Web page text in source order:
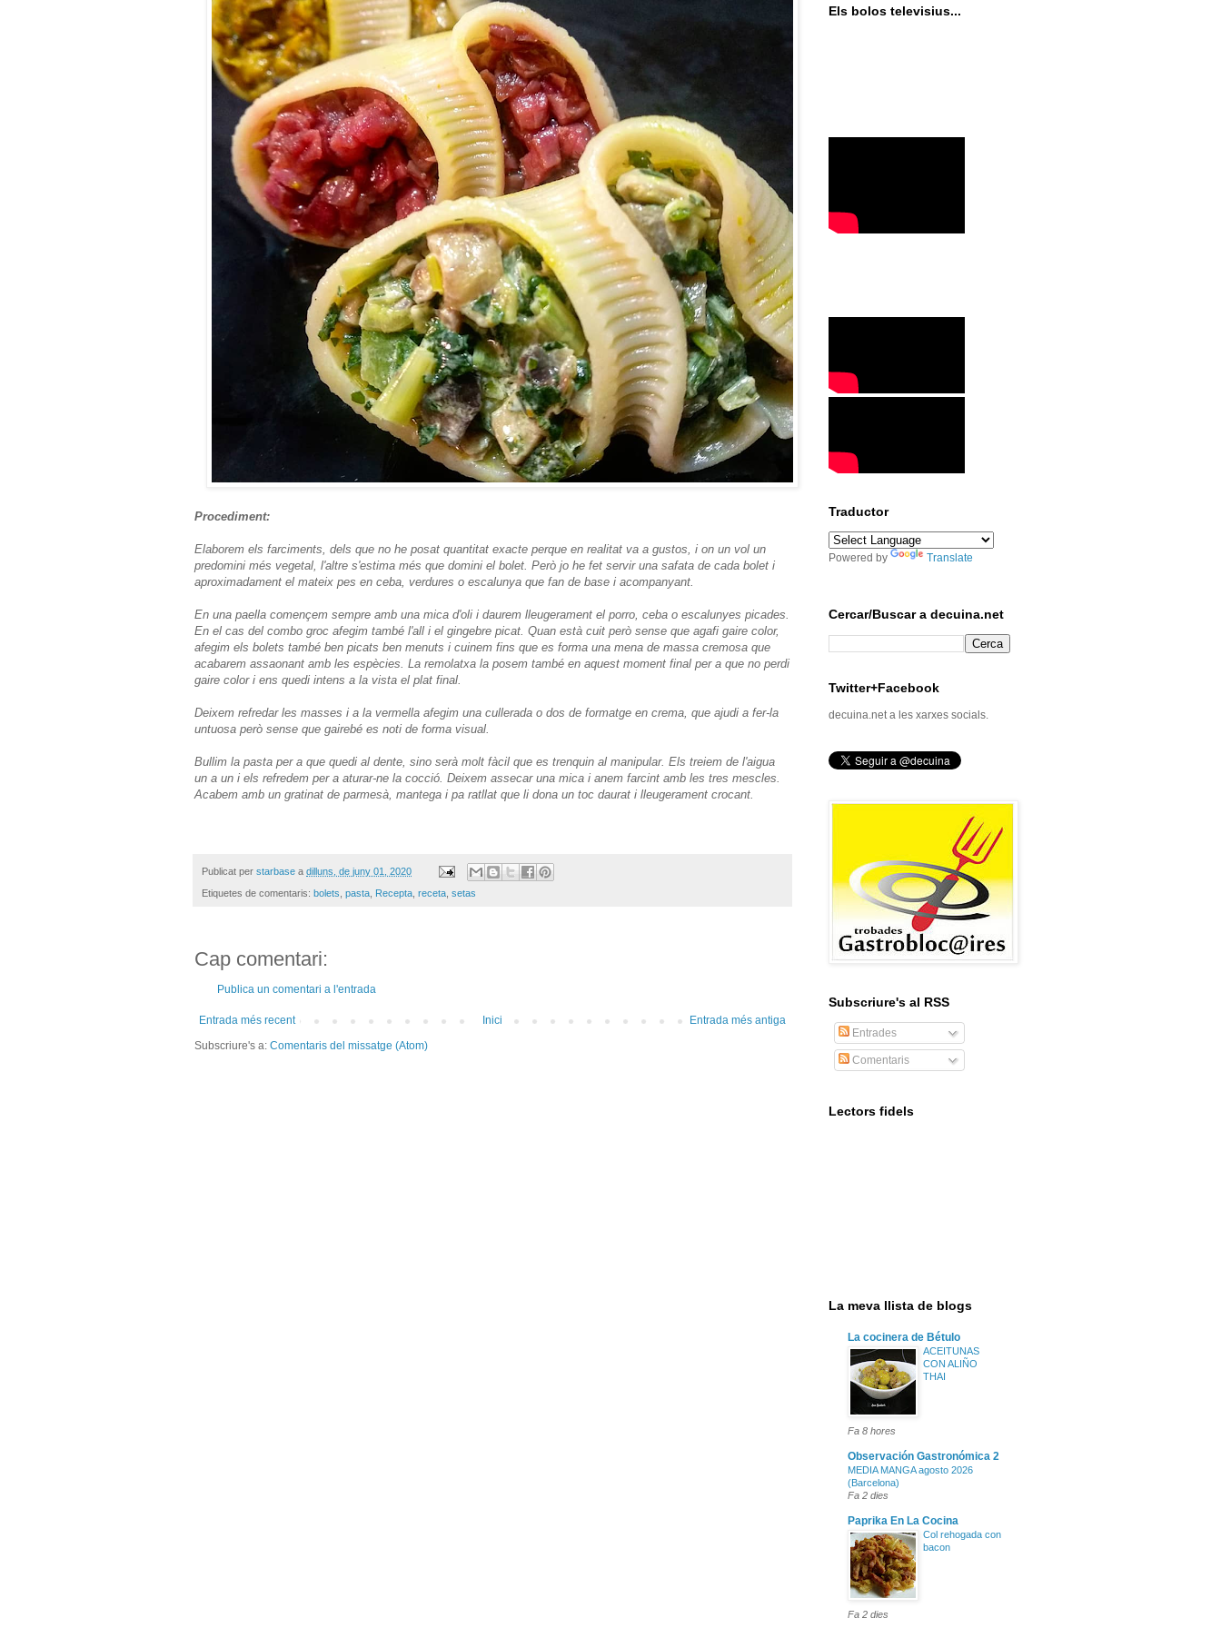
Procediment:
Elaborem els farciments, dels que no he posat quantitat exacte perque en realitat va a gustos, i on un vol un
predomini més vegetal, l'altre s'estima més que domini el bolet. Però jo he fet servir una safata de cada bolet i
aproximadament el mateix pes en ceba, verdures o escalunya que fan de base i acompanyant.
En una paella començem sempre amb una mica d'oli i daurem lleugerament el porro, ceba o escalunyes picades.
En el cas del combo groc afegim també l'all i el gingebre picat. Quan està cuit però sense que agafi gaire color,
afegim els bolets també ben picats ben menuts i cuinem fins que es forma una mena de massa cremosa que
acabarem assaonant amb les espècies. La remolatxa la posem també en aquest moment final per a que no perdi
gaire color i ens quedi intens a la vista el plat final.
Deixem refredar les masses i a la vermella afegim una cullerada o dos de formatge en crema, que ajudi a fer-la
untuosa però sense que gairebé es noti de forma visual.
Bullim la pasta per a que quedi al dente, sino serà molt fàcil que es trenquin al manipular. Els treiem de l'aigua
un a un i els refredem per a aturar-ne la cocció. Deixem assecar una mica i anem farcint amb les tres mescles.
Acabem amb un gratinat de parmesà, mantega i pa ratllat que li dona un toc daurat i lleugerament crocant.
Publicat per starbase a dilluns, de juny 01, 2020
Etiquetes de comentaris: bolets pasta Recepta receta setas
Cap comentari:
Publica un comentari a l'entrada
Entrada més recent Entrada més antiga
Inici
Subscriure's a: Comentaris del missatge (Atom)
Els bolos televisius...
Traductor
Powered by Translate
Cercar/Buscar a decuina.net
Twitter+Facebook
decuina.net a les xarxes socials.
Subscriure's al RSS
Entrades
Comentaris
Lectors fidels
La meva llista de blogs
La cocinera de Bétulo
ACEITUNAS
CON ALIÑO
THAI
Fa 8 hores
Observación Gastronómica 2
MEDIA MANGA agosto 2026
(Barcelona)
Fa 2 dies
Paprika En La Cocina
Col rehogada con
bacon
Fa 2 dies